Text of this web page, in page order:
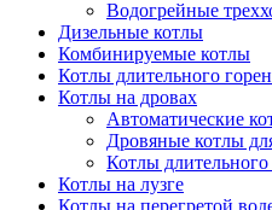
Водогрейные
Дизельные котлы
Комбинируемые котлы
Котлы длительного
Котлы на дровах
Автоматические
Дровяные котлы
Котлы
Котлы на лузге
Котлы на перегретой